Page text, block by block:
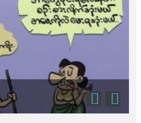
သတိ အိုမီခရွန်တဲ့